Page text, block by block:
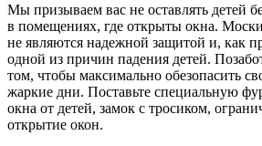
Мы призываем вас не оставлять детей
в помещениях, где открыты окна.
не являются надежной защитой и, как
одной из причин падения детей.
том, чтобы максимально обезопасить
жаркие дни. Поставьте специальную
окна от детей, замок с тросиком,
открытие окон.